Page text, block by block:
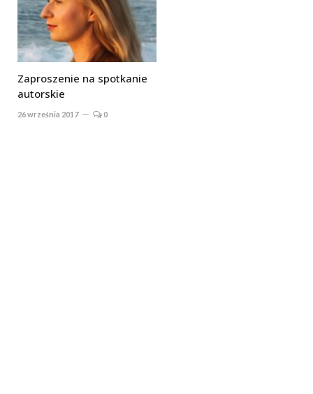
Zaproszenie na spotkanie
autorskie
26 września 2017 0